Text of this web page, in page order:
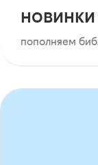
пополняем